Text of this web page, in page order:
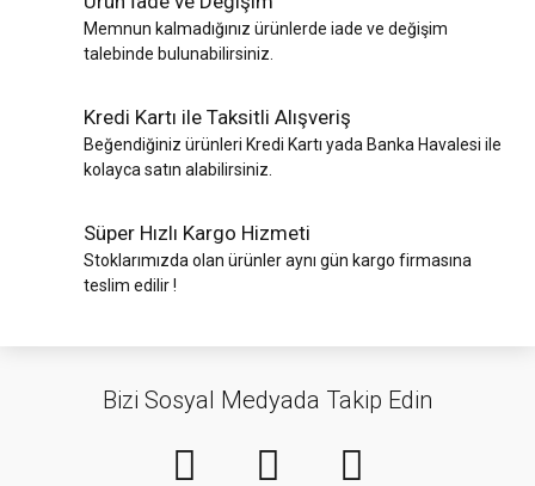
Memnun kalmadığınız ürünlerde iade ve değişim
talebinde bulunabilirsiniz.
Kredi Kartı ile Taksitli Alışveriş
Beğendiğiniz ürünleri Kredi Kartı yada Banka Havalesi ile
kolayca satın alabilirsiniz.
Süper Hızlı Kargo Hizmeti
Stoklarımızda olan ürünler aynı gün kargo firmasına
teslim edilir !
Bizi Sosyal Medyada Takip Edin